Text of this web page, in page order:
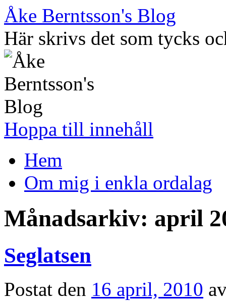
Åke Berntsson's Blog
Här skrivs det som tycks
Hoppa till innehåll
Hem
Om mig i enkla ordalag
Månadsarkiv: april
Seglatsen
Postat den 16 april, 2010